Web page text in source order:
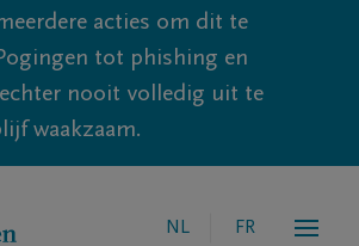
acties om dit te
tot phishing en
nooit volledig uit te
waakzaam.
NL FR